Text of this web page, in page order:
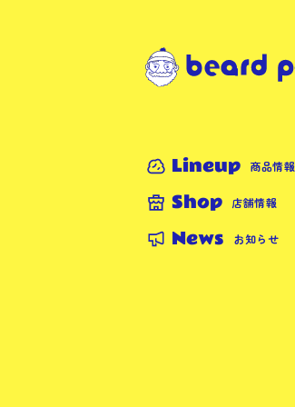
Lineup 商品情報
Shop 店舗情報
News お知らせ